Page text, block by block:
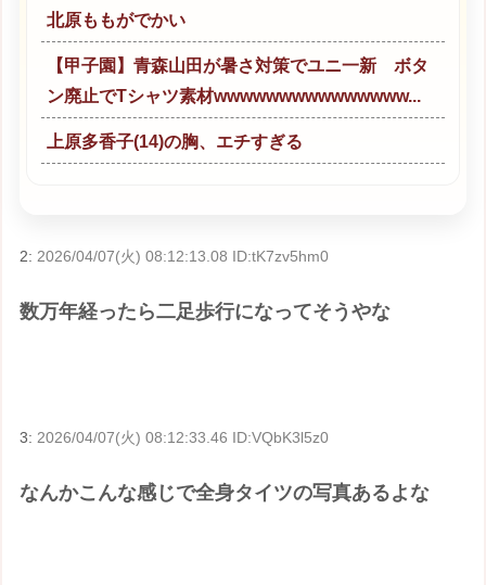
北原ももがでかい
【甲子園】青森山田が暑さ対策でユニ一新 ボタ
ン廃止でTシャツ素材wwwwwwwwwwwwwww...
上原多香子(14)の胸、エチすぎる
2: 2026/04/07(火) 08:12:13.08 ID:tK7zv5hm0
数万年経ったら二足歩行になってそうやな
3: 2026/04/07(火) 08:12:33.46 ID:VQbK3l5z0
なんかこんな感じで全身タイツの写真あるよな